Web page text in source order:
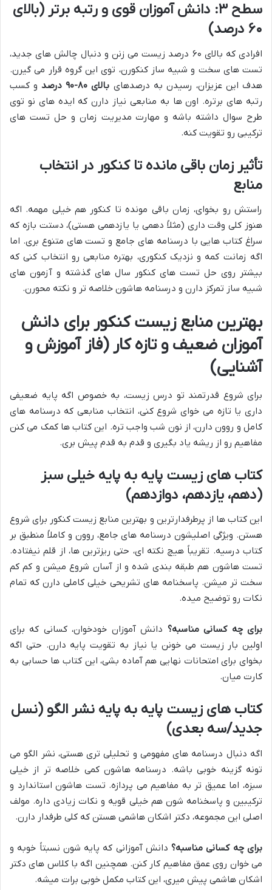
سطح ۳: دانش آموزان قوی و رتبه برتر (بالای
۶۰ درصد)
افرادی که بالای ۶۰ درصد زیست می زنن و دنبال چالش های جدید،
تست های سخت و شبیه ساز کنکورن، توی این گروه قرار می گیرن.
هدف این عزیزان، رسیدن به درصدهای بالای ۸۰-۹۰ درصد
و کسب
رتبه های برتره. اون ها به منابعی نیاز دارن که ایده های نو توی
طرح سوال داشته باشه و مهارت مدیریت زمان و حل تست های
ترکیبی رو تقویت کنه.
تأثیر زمان باقی مانده تا کنکور در انتخاب
منابع
راستش رو بخوای، زمان باقی مونده تا کنکور هم خیلی مهمه. اگه
هنوز کلی وقت داری (مثلاً دهمی یا یازدهمی هستی)، دستت بازه که
سراغ کتاب هایی با درسنامه های جامع و تست های متنوع بری. اما
اگه زمانت کمه و نزدیک کنکوری، بهتره منابعی رو انتخاب کنی که
بیشتر روی حل تست های کنکور سال های گذشته و آزمون های
شبیه ساز تمرکز دارن و درسنامه هاشون خلاصه تر و نکته محورن.
بهترین منابع زیست کنکور برای دانش
آموزان ضعیف و تازه کار (فاز آموزش و
آشنایی)
برای شروع قدرتمند تو درس زیست، به خصوص اگه پایه ضعیفی
داری یا تازه می خوای شروع کنی، انتخاب منابعی که درسنامه های
کامل و روون دارن، از نون شب واجب تره. این کتاب ها کمک می کنن
مفاهیم رو از ریشه یاد بگیری و قدم به قدم پیش بری.
کتاب های زیست پایه به پایه خیلی سبز
(دهم، یازدهم، دوازدهم)
این کتاب ها از پرطرفدارترین و بهترین منابع زیست کنکور برای شروع
هستن. ویژگی اصلیشون درسنامه های جامع، روون و کاملاً منطبق بر
کتاب درسیه. تقریباً هیچ نکته ای، حتی ریزترین ها، از قلم نیفتاده.
تست هاشون هم طبقه بندی شده و از آسان شروع میشن و کم کم
سخت تر میشن. پاسخنامه های تشریحی خیلی کاملی دارن که تمام
نکات رو توضیح میده.
برای چه کسانی مناسبه؟ دانش آموزان خودخوان، کسانی که برای
اولین بار زیست می خونن یا نیاز به تقویت پایه دارن. حتی اگه
بخوای برای امتحانات نهایی هم آماده بشی، این کتاب ها حسابی به
کارت میان.
کتاب های زیست پایه به پایه نشر الگو (نسل
جدید/سه بعدی)
اگه دنبال درسنامه های مفهومی و تحلیلی تری هستی، نشر الگو می
تونه گزینه خوبی باشه. درسنامه هاشون کمی خلاصه تر از خیلی
سبزه، اما عمیق تر به مفاهیم می پردازه. تست هاشون استاندارد و
ترکیبین و پاسخنامه شون هم خیلی قویه و نکات زیادی داره. مولف
اصلی این مجموعه، دکتر اشکان هاشمی هستن که کلی طرفدار دارن.
برای چه کسانی مناسبه؟دانش آموزانی که پایه شون نسبتاً خوبه و
می خوان روی عمق مفاهیم کار کنن. همچنین اگه با کلاس های دکتر
اشکان هاشمی پیش میری، این کتاب مکمل خوبی برات میشه.